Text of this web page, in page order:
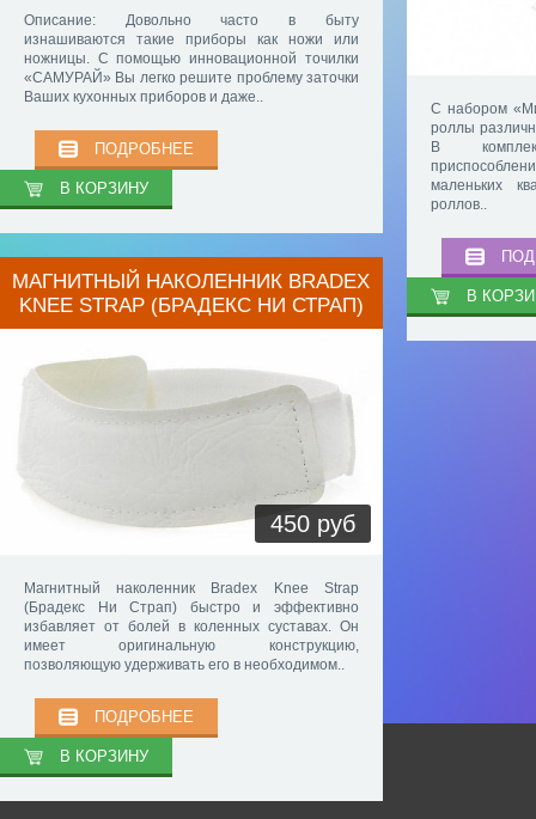
Описание: Довольно часто в быту
изнашиваются такие приборы как ножи или
ножницы. С помощью инновационной точилки
«САМУРАЙ» Вы легко решите проблему заточки
Ваших кухонных приборов и даже..
ПОДРОБНЕЕ
В КОРЗИНУ
С набором
роллы
В
маленьких
роллов..
В
МАГНИТНЫЙ НАКОЛЕННИК BRADEX
KNEE STRAP (БРАДЕКС НИ СТРАП)
450 руб
Магнитный наколенник Bradex Knee Strap
(Брадекс Ни Страп) быстро и эффективно
избавляет от болей в коленных суставах. Он
имеет оригинальную конструкцию,
позволяющую удерживать его в необходимом..
ПОДРОБНЕЕ
В КОРЗИНУ